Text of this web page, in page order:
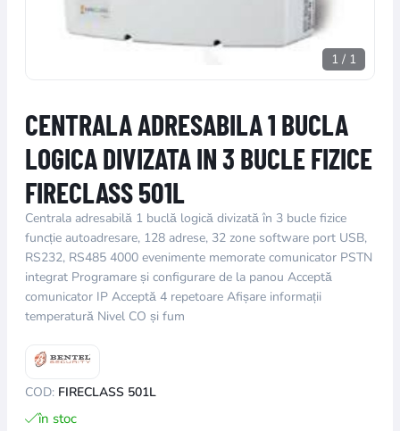
1 / 1
CENTRALA ADRESABILA 1 BUCLA
LOGICA DIVIZATA IN 3 BUCLE FIZICE
FIRECLASS 501L
Centrala adresabilă 1 buclă logică divizată în 3 bucle fizice
funcție autoadresare, 128 adrese, 32 zone software port USB,
RS232, RS485 4000 evenimente memorate comunicator PSTN
integrat Programare și configurare de la panou Acceptă
comunicator IP Acceptă 4 repetoare Afișare informații
temperatură Nivel CO și fum
COD: FIRECLASS 501L
în stoc